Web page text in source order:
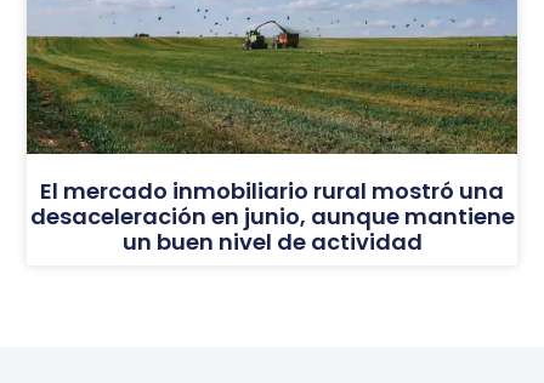
El mercado inmobiliario rural mostró una
desaceleración en junio, aunque mantiene
un buen nivel de actividad